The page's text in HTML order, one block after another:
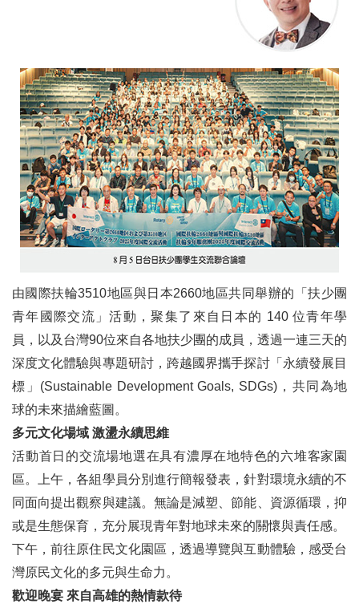
2025年卡加立國際年會扶輪基金會主席演講
國際扶輪前社長當選人尹商求逝世，享年75歲
2026年國際扶輪英文月刊攝影比賽
二、地區活動報導
感謝彰化西北社Yeti廖新吉社友支持中華扶輪教育基金
財團法人中華扶輪教育基金會
「跨地區扶輪知識圓桌會議」聆聽 PRIP Gary演講有感
我的澳洲黃金海岸扶輪兄弟
Rotary Action group已經20歲了！ 邀請大家一起慶祝
扶輪利人利己的服務典範 台北福盈社跨國合作全球獎助金#GG2453702守護台南婦女健康
三、人物專訪
醫療專業與台灣扶輪的改革專訪PDG Kambo康義勝前總監
攜手同行的扶輪情緣 ──
由國際扶輪3510地區與日本2660地區共同舉辦的「扶少團
青年國際交流」活動，聚集了來自日本的 140 位青年學
員，以及台灣90位來自各地扶少團的成員，透過一連三天的
深度文化體驗與專題研討，跨越國界攜手探討「永續發展目
標」(Sustainable Development Goals, SDGs)，共同為地
球的未來描繪藍圖。
多元文化場域 激盪永續思維
活動首日的交流場地選在具有濃厚在地特色的六堆客家園
區。上午，各組學員分別進行簡報發表，針對環境永續的不
同面向提出觀察與建議。無論是減塑、節能、資源循環，抑
或是生態保育，充分展現青年對地球未來的關懷與責任感。
下午，前往原住民文化園區，透過導覽與互動體驗，感受台
灣原民文化的多元與生命力。
歡迎晚宴 來自高雄的熱情款待